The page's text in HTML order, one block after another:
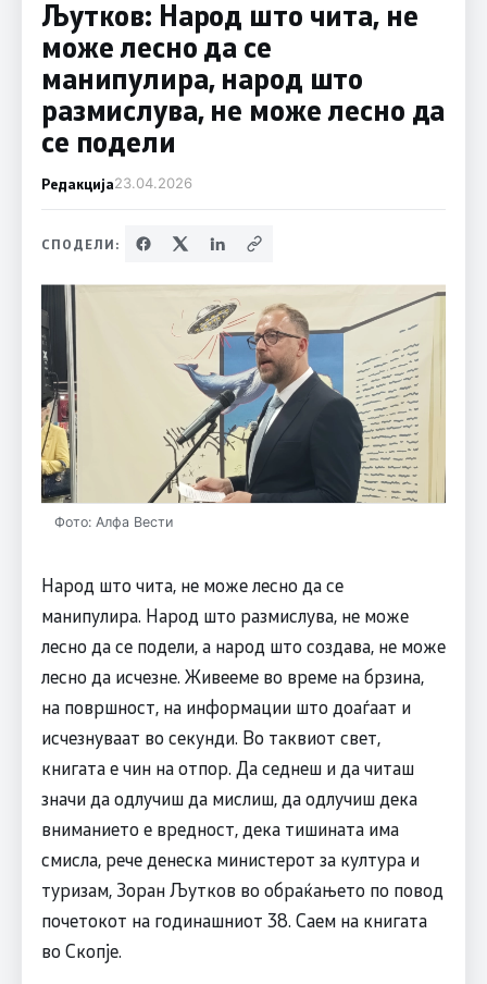
Љутков: Народ што чита, не
може лесно да се
манипулира, народ што
размислува, не може лесно да
се подели
Редакција23.04.2026
СПОДЕЛИ:
Фото: Алфа Вести
Народ што чита, не може лесно да се
манипулира. Народ што размислува, не може
лесно да се подели, а народ што создава, не може
лесно да исчезне. Живееме во време на брзина,
на површност, на информации што доаѓаат и
исчезнуваат во секунди. Во таквиот свет,
книгата е чин на отпор. Да седнеш и да читаш
значи да одлучиш да мислиш, да одлучиш дека
вниманието е вредност, дека тишината има
смисла, рече денеска министерот за култура и
туризам, Зоран Љутков во обраќањето по повод
почетокот на годинашниот 38. Саем на книгата
во Скопје.